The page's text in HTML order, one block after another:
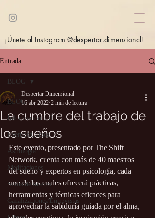
¡Únete al Instagram @despertar.dimensional!
Entrada
BLOG
Información útil
Eventos/Cursos
Astrología
Meditaciones
Sitios de interés
Canalizaciones/Entrevistas
BLOG
La cumbre del trabajo de
los sueños
Despertar Dimensional
16 abr 2022 2 min de lectura
Este evento, presentado por The Shift
Network, cuenta con más de 40 maestros
del sueño y expertos en psicología, cada
uno de los cuales ofrecerá prácticas,
herramientas y técnicas eficaces para
aprovechar la sabiduría guiada por el alma,